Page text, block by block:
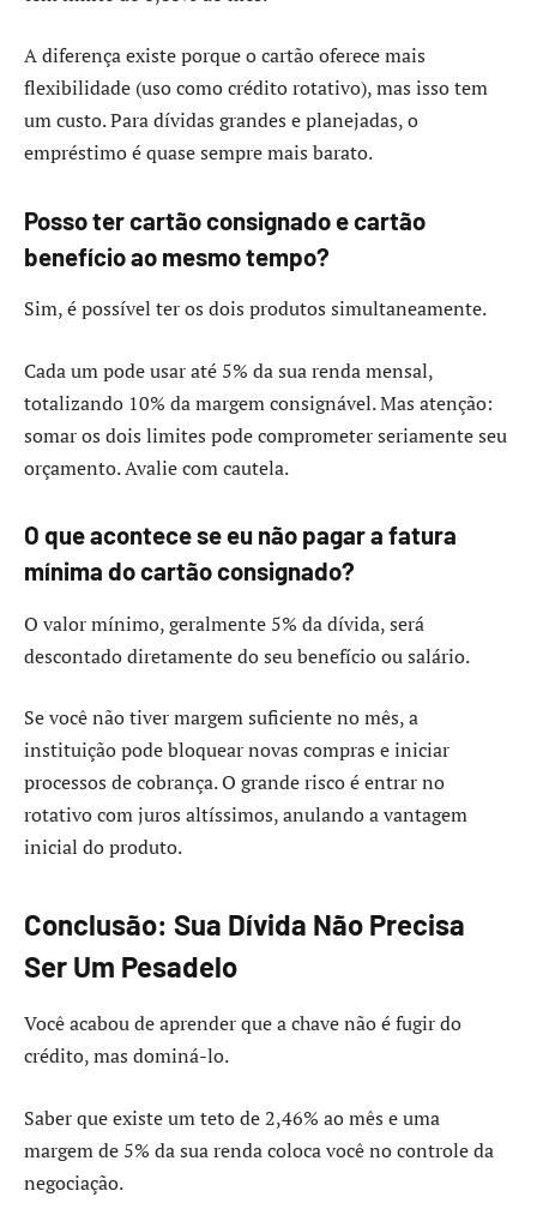
A diferença existe porque o cartão oferece mais
flexibilidade (uso como crédito rotativo), mas isso tem
um custo. Para dívidas grandes e planejadas, o
empréstimo é quase sempre mais barato.
Posso ter cartão consignado e cartão
benefício ao mesmo tempo?
Sim, é possível ter os dois produtos simultaneamente.
Cada um pode usar até 5% da sua renda mensal,
totalizando 10% da margem consignável. Mas atenção:
somar os dois limites pode comprometer seriamente seu
orçamento. Avalie com cautela.
O que acontece se eu não pagar a fatura
mínima do cartão consignado?
O valor mínimo, geralmente 5% da dívida, será
descontado diretamente do seu benefício ou salário.
Se você não tiver margem suficiente no mês, a
instituição pode bloquear novas compras e iniciar
processos de cobrança. O grande risco é entrar no
rotativo com juros altíssimos, anulando a vantagem
inicial do produto.
Conclusão: Sua Dívida Não Precisa
Ser Um Pesadelo
Você acabou de aprender que a chave não é fugir do
crédito, mas dominá-lo.
Saber que existe um teto de 2,46% ao mês e uma
margem de 5% da sua renda coloca você no controle da
negociação.